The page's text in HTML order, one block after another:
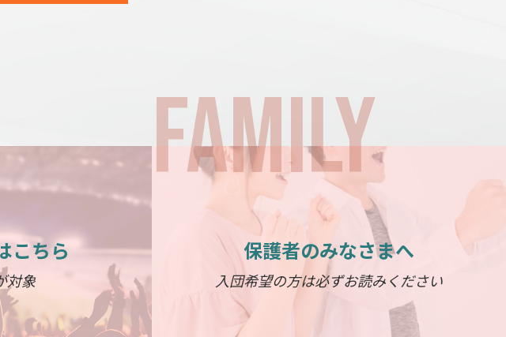
こちら
対象
保護者のみなさまへ
入団希望の方は必ずお読みください